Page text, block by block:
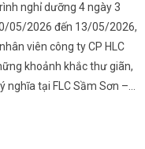
nghỉ dưỡng 4 ngày 3
05/2026 đến 13/05/2026,
viên công ty CP HLC
khoảnh khắc thư giãn,
nghĩa tại FLC Sầm Sơn –